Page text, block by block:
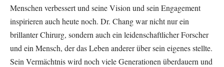
Menschen verbessert und seine Vision und sein Engagement
inspirieren auch heute noch. Dr. Chang war nicht nur ein
brillanter Chirurg, sondern auch ein leidenschaftlicher Forscher
und ein Mensch, der das Leben anderer über sein eigenes stellte.
Sein Vermächtnis wird noch viele Generationen überdauern und